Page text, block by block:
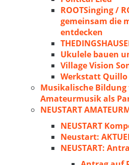
ROOTSinging /
gemeinsam die
entdecken
Ukulele bauen
Village Vision
Werkstatt Quillo
Musikalische Bildung
Amateurmusik als
NEUSTART
NEUSTART
Neustart:
NEUSTART: